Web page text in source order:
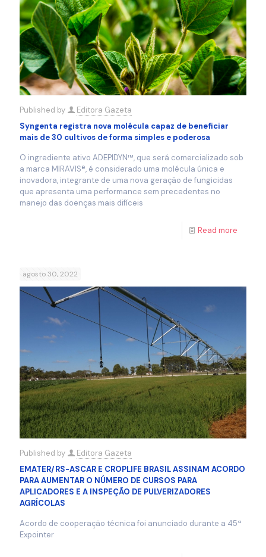
Published by
Editora Gazeta
Syngenta registra nova molécula capaz de beneficiar
mais de 30 cultivos de forma simples e poderosa
O ingrediente ativo ADEPIDYN™, que será comercializado sob
a marca MIRAVIS®️, é considerado uma molécula única e
inovadora, integrante de uma nova geração de fungicidas
que apresenta uma performance sem precedentes no
manejo das doenças mais difíceis
Read more
agosto 30, 2022
Published by
Editora Gazeta
EMATER/RS-ASCAR E CROPLIFE BRASIL ASSINAM ACORDO
PARA AUMENTAR O NÚMERO DE CURSOS PARA
APLICADORES E A INSPEÇÃO DE PULVERIZADORES
AGRÍCOLAS
Acordo de cooperação técnica foi anunciado durante a 45ª
Expointer